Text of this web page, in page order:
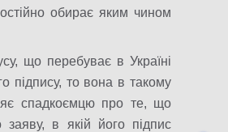
обирає яким чином
що перебуває в Україні
підпису, то вона в такому
спадкоємцю про те, що
в якій його підпис